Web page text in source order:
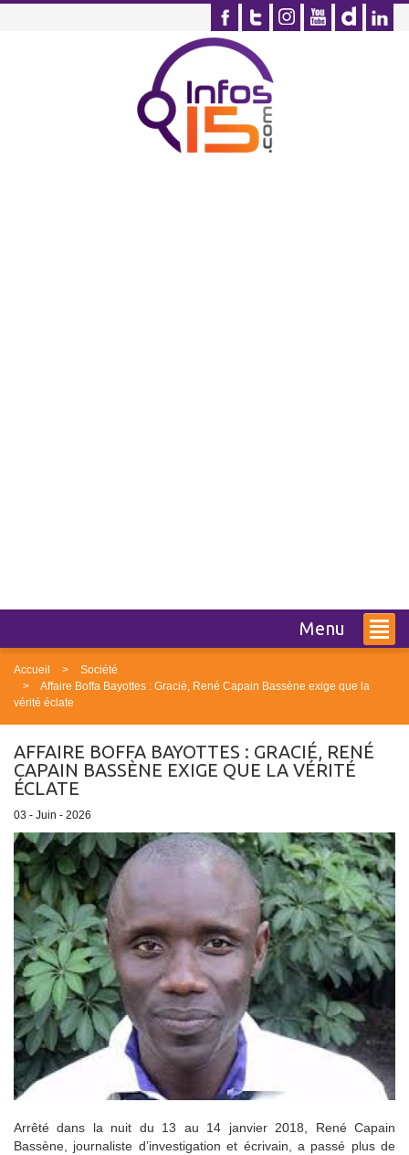
Menu
Accueil
Société
Affaire Boffa Bayottes : Gracié, René Capain Bassène exige que la
vérité éclate
AFFAIRE BOFFA BAYOTTES : GRACIÉ, RENÉ
CAPAIN BASSÈNE EXIGE QUE LA VÉRITÉ
ÉCLATE
03 - Juin - 2026
Arrêté dans la nuit du 13 au 14 janvier 2018, René Capain
Bassène, journaliste d’investigation et écrivain, a passé plus de